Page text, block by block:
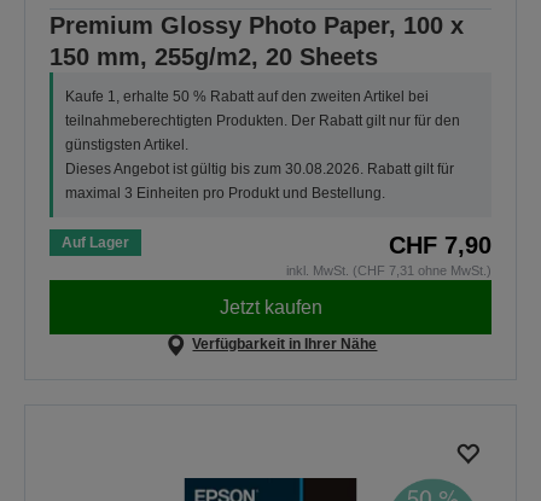
Premium Glossy Photo Paper, 100 x
150 mm, 255g/m2, 20 Sheets
Kaufe 1, erhalte 50 % Rabatt auf den zweiten Artikel bei
teilnahmeberechtigten Produkten. Der Rabatt gilt nur für den
günstigsten Artikel.
Dieses Angebot ist gültig bis zum 30.08.2026. Rabatt gilt für
maximal 3 Einheiten pro Produkt und Bestellung.
Auf Lager CHF 7,90
inkl. MwSt. (CHF 7,31 ohne MwSt.)
Jetzt kaufen
Verfügbarkeit in Ihrer Nähe